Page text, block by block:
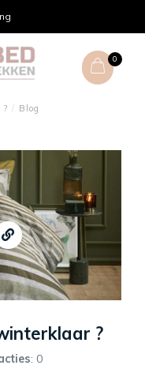
0
/ Blog
?
: 0